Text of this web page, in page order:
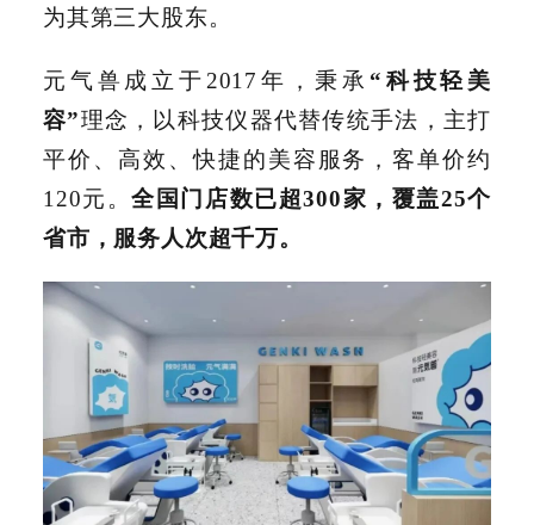
为其第三大股东。
元气兽成立于2017年，秉承 “科技轻美
容”理念，以科技仪器代替传统手法，主打
平价、高效、快捷的美容服务，客单价约
120元。全国门店数已超300家，覆盖25个
省市，服务人次超千万。